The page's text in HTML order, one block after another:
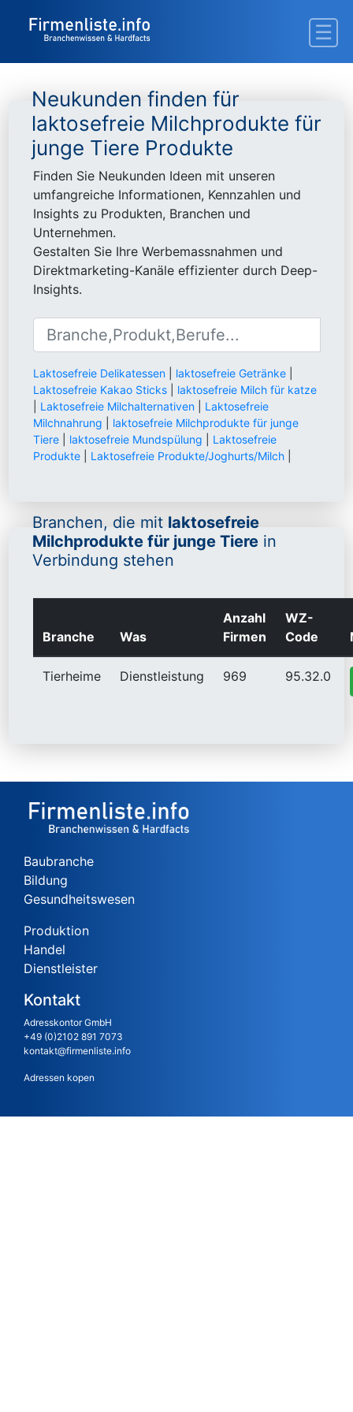
Neukunden finden für
laktosefreie Milchprodukte für
junge Tiere Produkte
Finden Sie Neukunden Ideen mit unseren
umfangreiche Informationen, Kennzahlen und
Insights zu Produkten, Branchen und
Unternehmen.
Gestalten Sie Ihre Werbemassnahmen und
Direktmarketing-Kanäle effizienter durch Deep-
Insights.
Laktosefreie Delikatessen laktosefreie Getränke
Laktosefreie Kakao Sticks
laktosefreie Milch für katze
Laktosefreie Milchalternativen
Laktosefreie
Milchnahrung
laktosefreie Milchprodukte für junge
Tiere
laktosefreie Mundspülung
Laktosefreie
Produkte
Laktosefreie Produkte/Joghurts/Milch
Branchen, die mit laktosefreie
Milchprodukte für junge Tiere in
Verbindung stehen
Branche Was
Anzahl
Firmen
WZ-
Code
Tierheime Dienstleistung 969 95.32.0
Baubranche
Bildung
Gesundheitswesen
Produktion
Handel
Dienstleister
Kontakt
Adresskontor GmbH
+49 (0)2102 891 7073
kontakt@firmenliste.info
Adressen kopen